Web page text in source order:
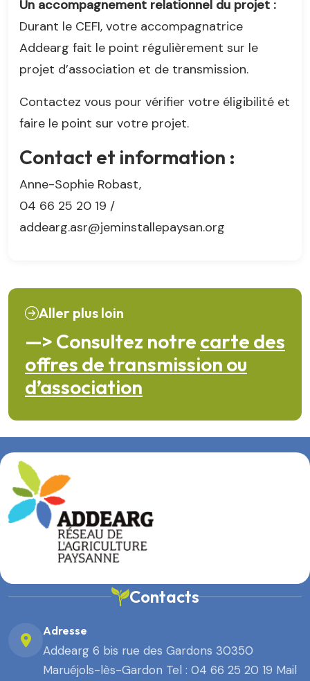
Un accompagnement relationnel du projet :
Durant le CEFI, votre accompagnatrice
Addearg fait le point régulièrement sur le
projet d’association et de transmission.
Contactez vous pour vérifier votre éligibilité et
faire le point sur votre projet.
Contact et information :
Anne-Sophie Robast,
04 66 25 20 19 /
addearg.asr@jeminstallepaysan.org
Aller plus loin
—> Consultez notre carte des
offres de transmission ou
d’association
Contacts
Adresse
Addearg 6 bis rue des Gardons 30350
Maruéjols-lès-Gardon Tel : 04 66 25 20 19 Mail